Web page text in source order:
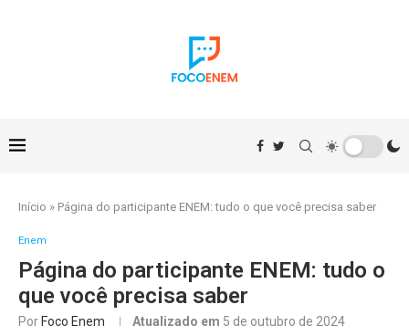
Início » Página do participante ENEM: tudo o que você precisa saber
Enem
Página do participante ENEM: tudo o
que você precisa saber
Por Foco Enem Atualizado em 5 de outubro de 2024